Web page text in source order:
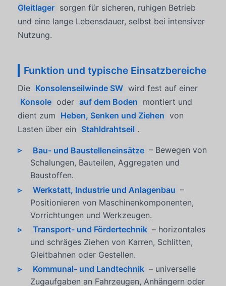
Gleitlager sorgen für sicheren, ruhigen Betrieb
und eine lange Lebensdauer, selbst bei intensiver
Nutzung.
Funktion und typische Einsatzbereiche
Die Konsolenseilwinde SW wird fest auf einer
Konsole oder auf dem Boden montiert und
dient zum Heben, Senken und Ziehen von
Lasten über ein Stahldrahtseil .
Bau- und Baustelleneinsätze – Bewegen von
Schalungen, Bauteilen, Aggregaten und
Baustoffen.
Werkstatt, Industrie und Anlagenbau –
Positionieren von Maschinenkomponenten,
Vorrichtungen und Werkzeugen.
Transport- und Fördertechnik – horizontales
und schräges Ziehen von Karren, Schlitten,
Gleitbahnen oder Gestellen.
Kommunal- und Landtechnik – universelle
Zugaufgaben an Fahrzeugen, Anhängern oder